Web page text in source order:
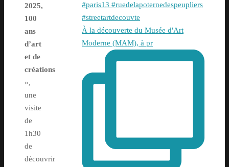
2025,
100
ans
d’art
et de
créations
»,
une
visite
de
1h30
de
découvrir
À la découverte du Musée d'Art
Moderne (MAM), à pr